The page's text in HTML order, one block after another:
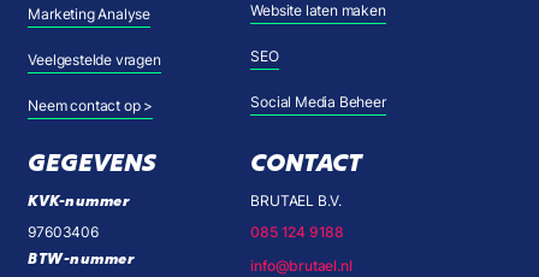
Marketing Analyse
Veelgestelde vragen
Neem contact op >
Website laten maken
SEO
Social Media Beheer
GEGEVENS
KVK-nummer
97603406
BTW-nummer
CONTACT
BRUTAEL B.V.
085 124 9188
info@brutael.nl